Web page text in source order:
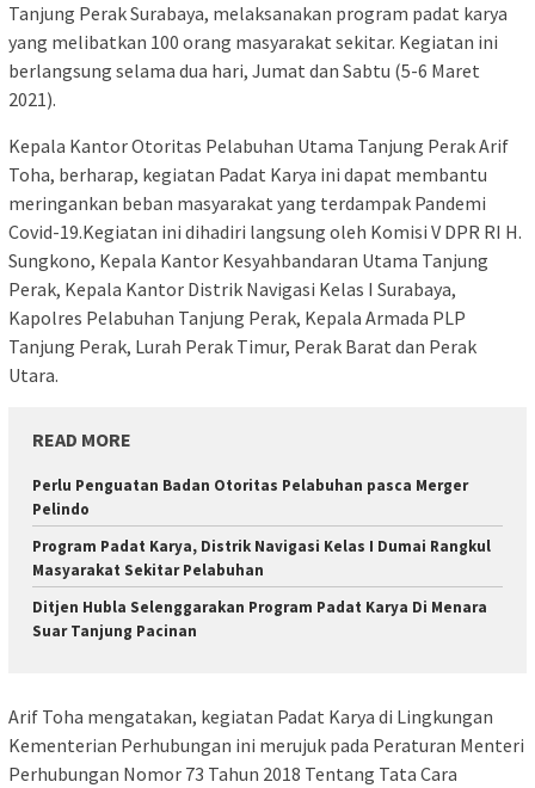
Tanjung Perak Surabaya, melaksanakan program padat karya
yang melibatkan 100 orang masyarakat sekitar. Kegiatan ini
berlangsung selama dua hari, Jumat dan Sabtu (5-6 Maret
2021).
Kepala Kantor Otoritas Pelabuhan Utama Tanjung Perak Arif
Toha, berharap, kegiatan Padat Karya ini dapat membantu
meringankan beban masyarakat yang terdampak Pandemi
Covid-19.Kegiatan ini dihadiri langsung oleh Komisi V DPR RI H.
Sungkono, Kepala Kantor Kesyahbandaran Utama Tanjung
Perak, Kepala Kantor Distrik Navigasi Kelas I Surabaya,
Kapolres Pelabuhan Tanjung Perak, Kepala Armada PLP
Tanjung Perak, Lurah Perak Timur, Perak Barat dan Perak
Utara.
READ MORE
Perlu Penguatan Badan Otoritas Pelabuhan pasca Merger
Pelindo
Program Padat Karya, Distrik Navigasi Kelas I Dumai Rangkul
Masyarakat Sekitar Pelabuhan
Ditjen Hubla Selenggarakan Program Padat Karya Di Menara
Suar Tanjung Pacinan
Arif Toha mengatakan, kegiatan Padat Karya di Lingkungan
Kementerian Perhubungan ini merujuk pada Peraturan Menteri
Perhubungan Nomor 73 Tahun 2018 Tentang Tata Cara